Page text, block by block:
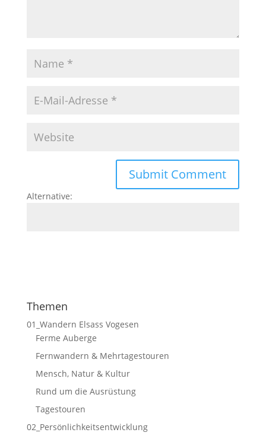
Alternative:
Themen
01_Wandern Elsass Vogesen
Ferme Auberge
Fernwandern & Mehrtagestouren
Mensch, Natur & Kultur
Rund um die Ausrüstung
Tagestouren
02_Persönlichkeitsentwicklung